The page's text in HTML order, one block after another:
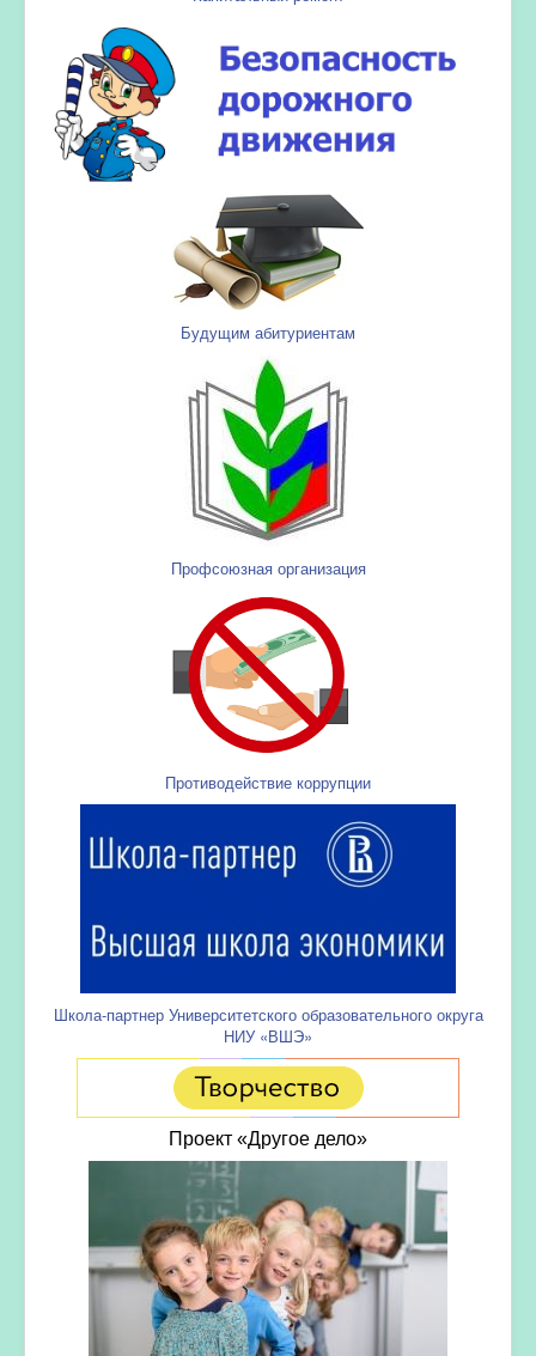
Будущим абитуриентам
Профсоюзная организация
Противодействие коррупции
Школа-партнер Университетского образовательного округа
НИУ «ВШЭ»
Проект «Другое дело»